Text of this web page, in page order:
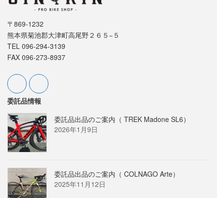
〒869-1232
熊本県菊池郡大津町高尾野２６５−５
TEL 096-294-3139
FAX 096-273-8937
委託品情報
委託品出品のご案内（ TREK Madone SL6）
2026年1月9日
委託品出品のご案内（ COLNAGO Arte）
2025年11月12日